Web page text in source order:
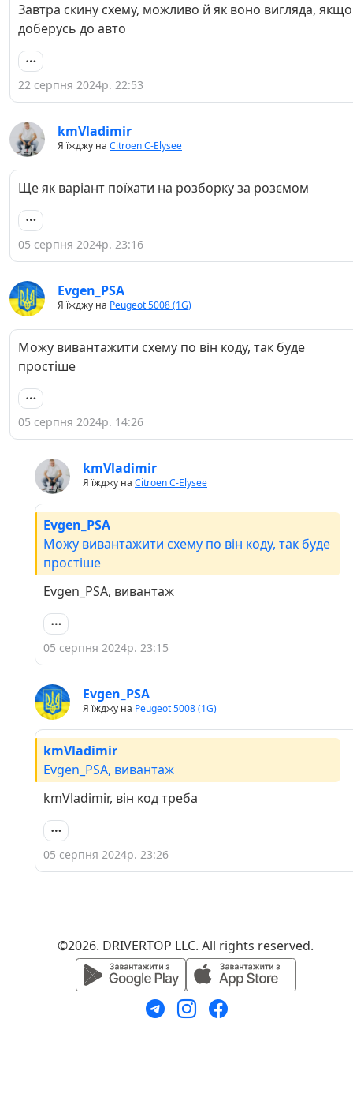
Завтра скину схему, можливо й як воно вигляда, якщо
доберусь до авто
22 серпня 2024р. 22:53
kmVladimir
Я їжджу на Citroen C-Elysee
Ще як варіант поїхати на розборку за розємом
05 серпня 2024р. 23:16
Evgen_PSA
Я їжджу на Peugeot 5008 (1G)
Можу вивантажити схему по він коду, так буде
простіше
05 серпня 2024р. 14:26
kmVladimir
Я їжджу на Citroen C-Elysee
Evgen_PSA
Можу вивантажити схему по він коду, так буде
простіше
Evgen_PSA, вивантаж
05 серпня 2024р. 23:15
Evgen_PSA
Я їжджу на Peugeot 5008 (1G)
kmVladimir
Evgen_PSA, вивантаж
kmVladimir, він код треба
05 серпня 2024р. 23:26
©2026. DRIVERTOP LLC. All rights reserved.